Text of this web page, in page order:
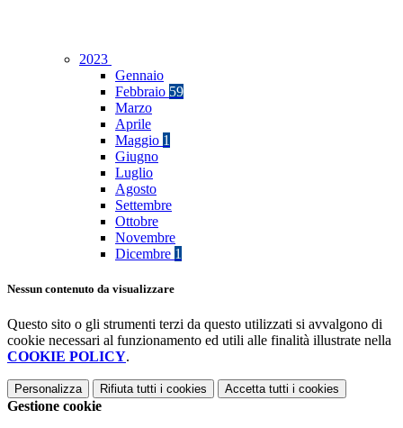
2023
Gennaio
Febbraio 59
Marzo
Aprile
Maggio 1
Giugno
Luglio
Agosto
Settembre
Ottobre
Novembre
Dicembre 1
Nessun contenuto da visualizzare
Questo sito o gli strumenti terzi da questo utilizzati si avvalgono di
cookie necessari al funzionamento ed utili alle finalità illustrate nella
COOKIE POLICY.
Personalizza Rifiuta tutti i cookies Accetta tutti i cookies
Gestione cookie